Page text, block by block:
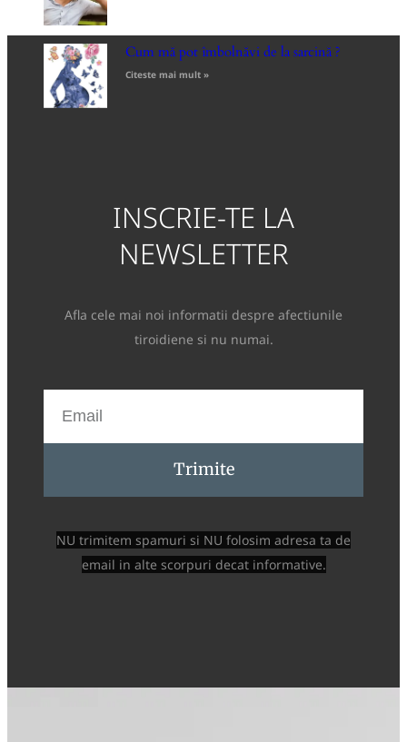
Cum mă pot îmbolnăvi de la sarcină ?
Citeste mai mult »
INSCRIE-TE LA
NEWSLETTER
Afla cele mai noi informatii despre afectiunile
tiroidiene si nu numai.
Trimite
NU trimitem spamuri si NU folosim adresa ta de
email in alte scorpuri decat informative.